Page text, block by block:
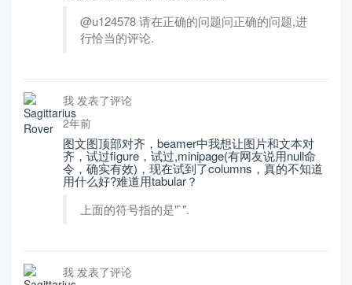
@u124578 请在正确的问题问正确的问题,进
行恰当的评论.
我 发表了评论
2年前
图文图顶部对齐，beamer中我想让图片和文本对
齐，试过figure，试过,minipage(有网友说用null命
令，确实有效)，现在试到了columns，真的不知道
用什么好?难道用tabular？
上面的符号指的是"`".
我 发表了评论